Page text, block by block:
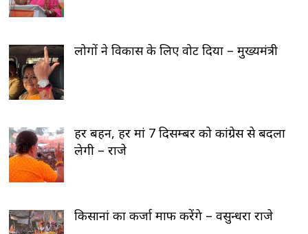
लोगों ने विकास के लिए वोट दिया – मुख्यमंत्री
हर बहन, हर मां 7 दिसम्बर को कांग्रेस से बदला
लेगी – राजे
किसानां का कर्जा माफ करेंगे – वसुन्धरा राजे